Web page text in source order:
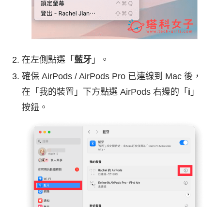
在左側點選「 藍牙 」。
確保 AirPods / AirPods Pro 已連線到 Mac 後，
在「我的裝置」下方點選 AirPods 右邊的「 i 」
按鈕。